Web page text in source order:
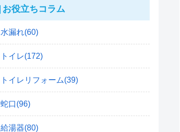
お役立ちコラム
水漏れ(60)
トイレ(172)
トイレリフォーム(39)
蛇口(96)
給湯器(80)